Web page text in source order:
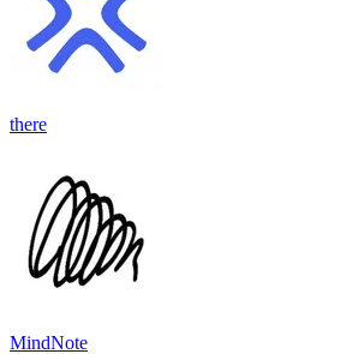
there
MindNote